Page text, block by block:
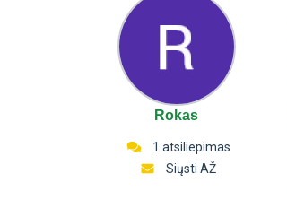
Rokas
1 atsiliepimas
Siųsti AŽ